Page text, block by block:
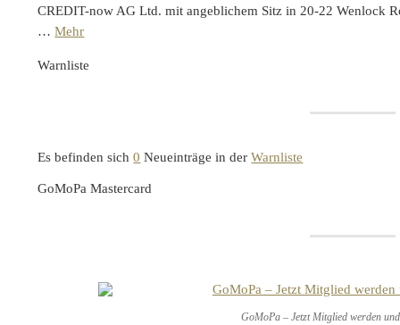
CREDIT-now AG Ltd. mit angeblichem Sitz in 20-22 Wenlock
…Mehr
Warnliste
Es befinden sich0 Neueinträge in derWarnliste
GoMoPa Mastercard
GoMoPa – Jetzt Mitglied werden